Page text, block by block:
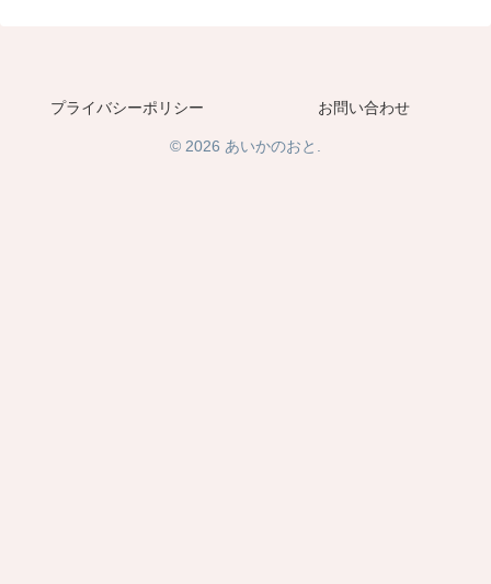
プライバシーポリシー お問い合わせ
© 2026 あいかのおと.